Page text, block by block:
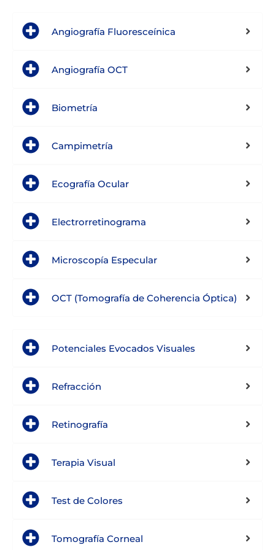
Angiografía Fluoresceínica
Angiografía OCT
Biometría
Campimetría
Ecografía Ocular
Electrorretinograma
Microscopía Especular
OCT (Tomografía de Coherencia Óptica)
Potenciales Evocados Visuales
Refracción
Retinografía
Terapia Visual
Test de Colores
Tomografía Corneal